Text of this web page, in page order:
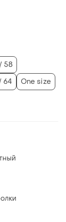
58
64 One size